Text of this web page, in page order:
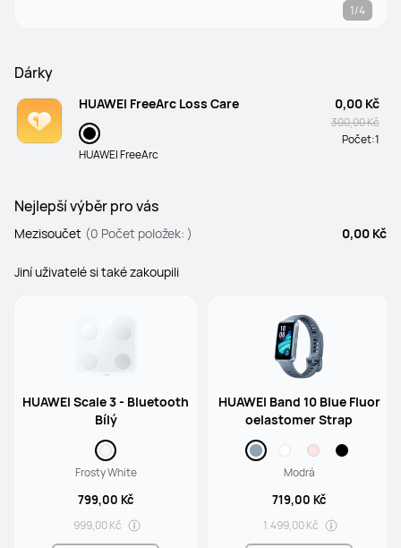
1/4
Dárky
HUAWEI FreeArc Loss Care
HUAWEI FreeArc
0,00 Kč
300,00 Kč
Počet:1
Nejlepší výběr pro vás
Mezisoučet (0 Počet položek: ) 0,00 Kč
Jiní uživatelé si také zakoupili
HUAWEI Scale 3 - Bluetooth
Bílý
Frosty White
799,00 Kč
999,00 Kč
HUAWEI Band 10 Blue Fluor
oelastomer Strap
Modrá
719,00 Kč
1.499,00 Kč